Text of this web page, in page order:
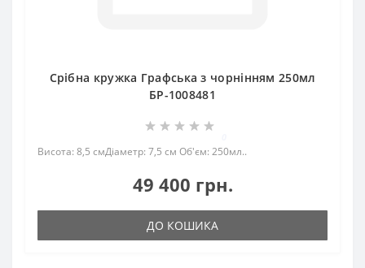
Срібна кружка Графська з чорнінням 250мл
БР-1008481
Висота: 8,5 смДіаметр: 7,5 см Об'єм: 250мл..
49 400 грн.
ДО КОШИКА